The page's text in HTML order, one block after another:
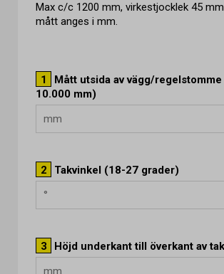
Max c/c 1200 mm, virkestjocklek 45
mått anges i mm.
1
Mått utsida av vägg/
10.000 mm)
2 Takvinkel (18-27 grader)
3 Höjd underkant till överkant av